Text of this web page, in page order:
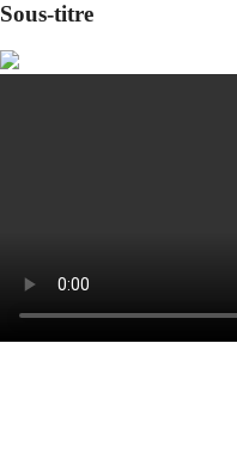
Sous-titre
Nous joindre